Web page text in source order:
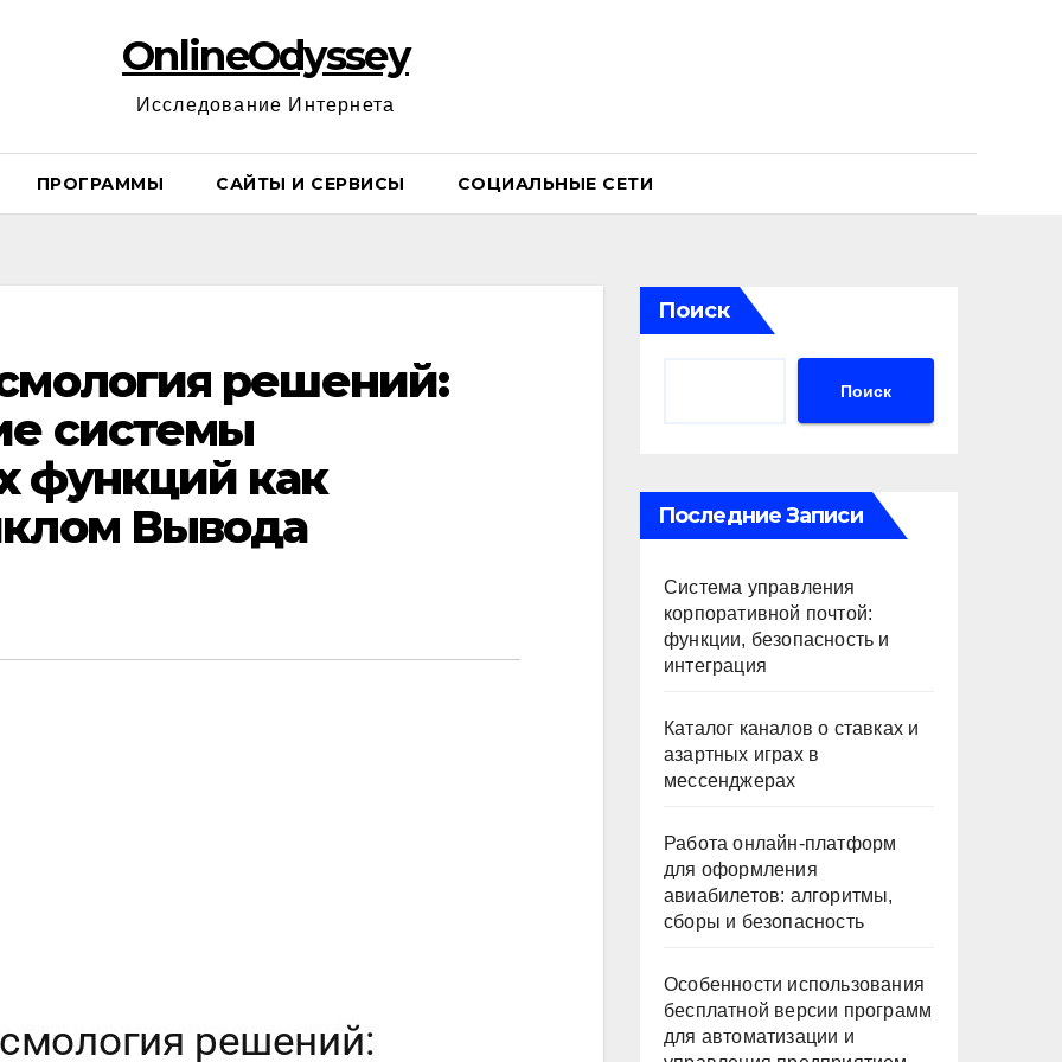
OnlineOdyssey
Исследование Интернета
ПРОГРАММЫ САЙТЫ И СЕРВИСЫ СОЦИАЛЬНЫЕ СЕТИ
решений:
системы
функций как
Вывода
Поиск
Поиск
Последние Записи
Система управления
корпоративной почтой:
функции, безопасность и
интеграция
Каталог каналов о ставках и
азартных играх в
мессенджерах
Работа онлайн‑платформ
для оформления
авиабилетов: алгоритмы,
сборы и безопасность
Особенности использования
бесплатной версии программ
для автоматизации и